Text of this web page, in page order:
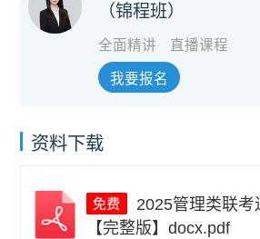
（锦程班）
全面精讲 直播课程
我要报名
资料下载
【完整版】docx.pdf